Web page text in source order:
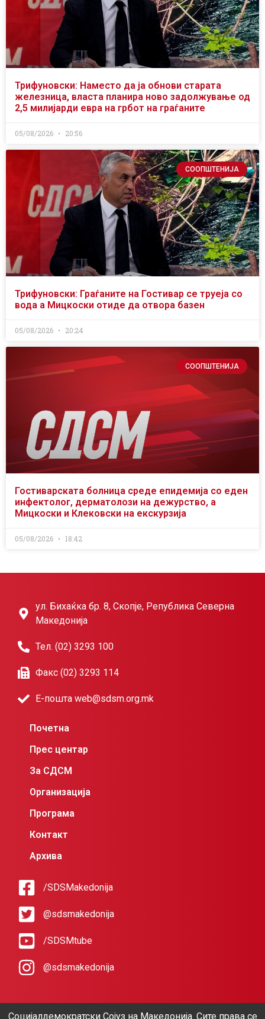
Трифуновски: Наместо да ја обнови старата
железница, власта планира ново задолжување од
2,5 милијарди евра на грбот на граѓаните
05/08/2026 20:56
СООПШТЕНИЈА
Трифуновски: Граѓаните на Гостивар се труеја со
вода а Мицкоски отиде да отвора базен
05/08/2026 20:24
СООПШТЕНИЈА
Гостиварската болница среде епидемија со еден
инфектолог, дерматолози на дежурство, а
Мицкоски и Клековски на екскурзија
05/08/2026 18:42
ул. Бихаќка бр. 8, Скопје, Република Северна
Македонија
Тел. (02) 3293 100
Факс (02) 3293 114
Е-пошта web@sdsm.org.mk
Почетна
Прес центар
За СДСМ
Организација
Програма
Контакт
Архива
/SDSMakedonija
@sdsmakedonija
/SDSMtube
@sdsmakedonija
Социјалдемократски Сојуз на Македонија. Сите права се